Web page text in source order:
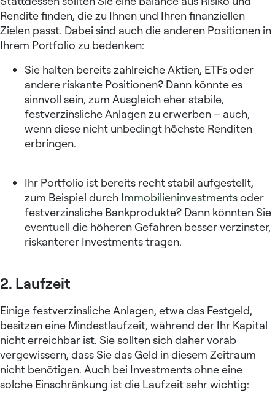
Rendite finden, die zu Ihnen und Ihren finanziellen
Zielen passt. Dabei sind auch die anderen Positionen in
Ihrem Portfolio zu bedenken:
Sie halten bereits zahlreiche Aktien, ETFs oder
andere riskante Positionen? Dann könnte es
sinnvoll sein, zum Ausgleich eher stabile,
festverzinsliche Anlagen zu erwerben – auch,
wenn diese nicht unbedingt höchste Renditen
erbringen.
Ihr Portfolio ist bereits recht stabil aufgestellt,
zum Beispiel durch Immobilieninvestmentsoder
festverzinsliche Bankprodukte? Dann könnten Sie
eventuell die höheren Gefahren besser verzinster,
riskanterer Investments tragen.
2. Laufzeit
Einige festverzinsliche Anlagen, etwa das Festgeld,
besitzen eine Mindestlaufzeit, während der Ihr Kapital
nicht erreichbar ist. Sie sollten sich daher vorab
vergewissern, dass Sie das Geld in diesem Zeitraum
nicht benötigen. Auch bei Investments ohne eine
solche Einschränkung ist die Laufzeit sehr wichtig: